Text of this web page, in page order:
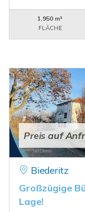
1.950 m²
FLÄCHE
Preis auf
Biederitz
Großzügige
Lage!